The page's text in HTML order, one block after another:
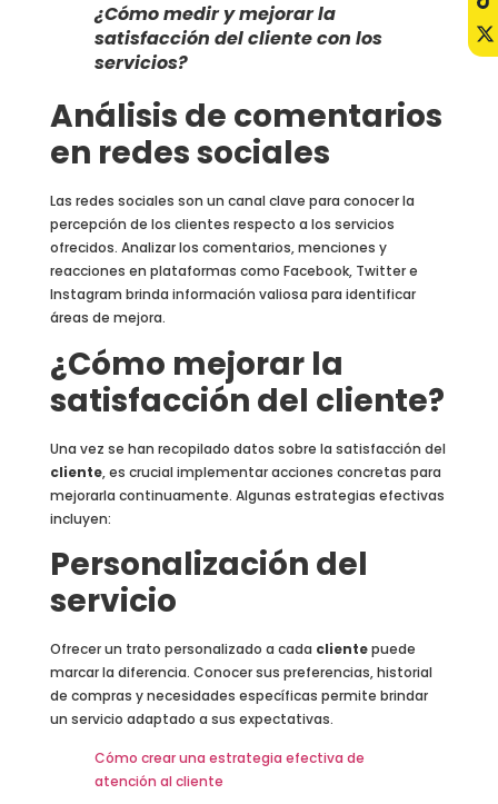
¿Cómo medir y mejorar la
satisfacción del cliente con los
servicios?
Análisis de comentarios
en redes sociales
Las redes sociales son un canal clave para conocer la
percepción de los clientes respecto a los servicios
ofrecidos. Analizar los comentarios, menciones y
reacciones en plataformas como Facebook, Twitter e
Instagram brinda información valiosa para identificar
áreas de mejora.
¿Cómo mejorar la
satisfacción del cliente?
Una vez se han recopilado datos sobre la satisfacción del
cliente, es crucial implementar acciones concretas para
mejorarla continuamente. Algunas estrategias efectivas
incluyen:
Personalización del
servicio
Ofrecer un trato personalizado a cada clientepuede
marcar la diferencia. Conocer sus preferencias, historial
de compras y necesidades específicas permite brindar
un servicio adaptado a sus expectativas.
Cómo crear una estrategia efectiva de
atención al cliente